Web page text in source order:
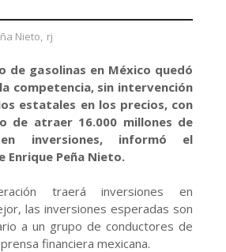
Nieto, rj
de gasolinas en México quedó
competencia, sin intervención
estatales en los precios, con
de atraer 16.000 millones de
inversiones, informó el
Enrique Peña Nieto.
traerá inversiones en
las inversiones esperadas son
a un grupo de conductores de
financiera mexicana.